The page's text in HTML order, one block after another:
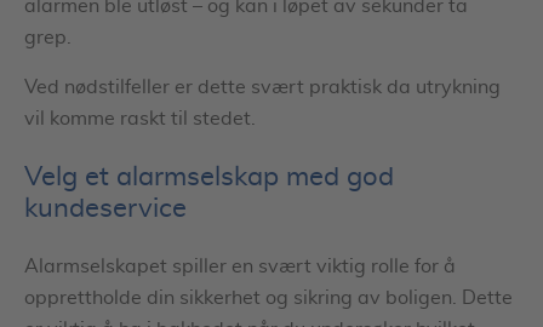
alarmen ble utløst – og kan i løpet av sekunder ta
grep.
Ved nødstilfeller er dette svært praktisk da utrykning
vil komme raskt til stedet.
Velg et alarmselskap med god
kundeservice
Alarmselskapet spiller en svært viktig rolle for å
opprettholde din sikkerhet og sikring av boligen. Dette